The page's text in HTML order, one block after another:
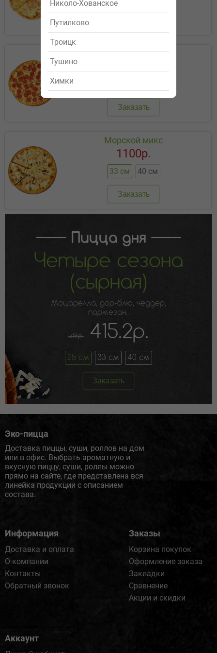
Николо-Хованское
Путилково
Троицк
Тушино
Химки
Пепперони
Заказать
Морской микс
33 см 40 см
1100р.
Заказать
Пицца дня
Четыре сезона
(сырная)
Моцарелла, дор-блю, чеддер,
пармезан..
519р. 415.2р.
25 см 33 см 40 см
Заказать
Эко-пицца
Доставка пиццы, суши, роллов на дом
или в офис. Выбрать ароматную и
вкусную пиццу, суши, роллы можно
прямо на сайте, где представлена вся
линейка продукции с описанием
состава.
Информация
Доставка и оплата
О компании
Контакты
Обратный звонок
Заказы
Корзина покупок
Оформление заказа
Закладки
Сравнение
Акции и скидки
Аккаунт